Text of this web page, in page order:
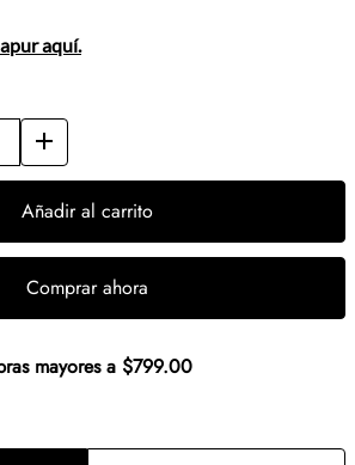
aquí.
Añadir al carrito
Comprar ahora
mayores a $799.00